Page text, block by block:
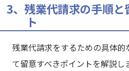
3、残業代請求の手順と
ト
残業代請求をするための具体的
て留意すべきポイントを解説し